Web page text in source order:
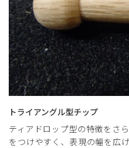
トライアングル型チップ
ティアドロップ型の特徴をさ
をつけやすく、表現の幅を広